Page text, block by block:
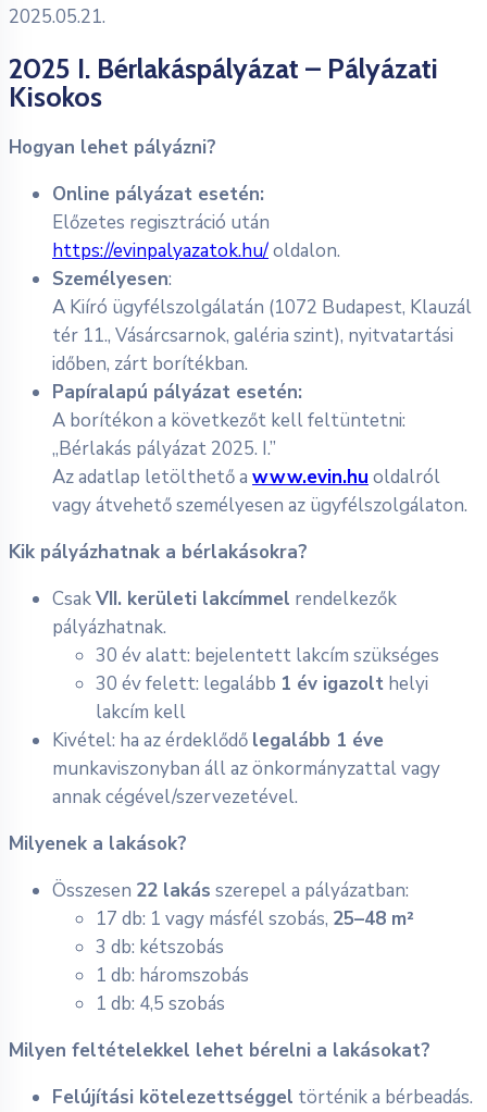
2025.05.21.
2025 I. Bérlakáspályázat – Pályázati
Kisokos
Hogyan lehet pályázni?
Online pályázat esetén:
Előzetes regisztráció után
https://evinpalyazatok.hu/oldalon.
Személyesen:
A Kiíró ügyfélszolgálatán (1072 Budapest, Klauzál
tér 11., Vásárcsarnok, galéria szint), nyitvatartási
időben, zárt borítékban.
Papíralapú pályázat esetén:
A borítékon a következőt kell feltüntetni:
„Bérlakás pályázat 2025. I.”
Az adatlap letölthető a www.evin.hu oldalról
vagy átvehető személyesen az ügyfélszolgálaton.
Kik pályázhatnak a bérlakásokra?
CsakVII. kerületi lakcímmel rendelkezők
pályázhatnak.
30 év alatt: bejelentett lakcím szükséges
30 év felett: legalább 1 év igazolt helyi
lakcím kell
Kivétel: ha az érdeklődő legalább 1 éve
munkaviszonyban áll az önkormányzattal vagy
annak cégével/szervezetével.
Milyenek a lakások?
Összesen 22 lakás szerepel a pályázatban:
17 db: 1 vagy másfél szobás, 25–48 m²
3 db: kétszobás
1 db: háromszobás
1 db: 4,5 szobás
Milyen feltételekkel lehet bérelni a lakásokat?
Felújítási kötelezettséggel történik a bérbeadás.